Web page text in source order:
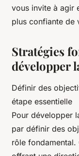
vous invite à agir
plus confiante de
Stratégies
développer
Définir des
étape essentielle
Pour développer
par définir des
rôle fondamental.